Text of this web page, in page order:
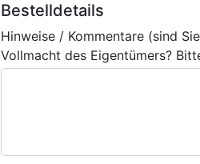
Bestelldetails
Hinweise / Kommentare (sind
Vollmacht des Eigentümers?